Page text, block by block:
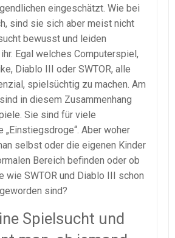
eingeschätzt. Wie bei
sind sie sich aber meist nicht
bewusst und leiden
Egal welches Computerspiel,
Diablo III oder SWTOR, alle
spielsüchtig zu machen. Am
in diesem Zusammenhang
Sie sind für viele
„Einstiegsdroge“. Aber woher
selbst oder die eigenen Kinder
Bereich befinden oder ob
wie SWTOR und Diablo III schon
sind?
Spielsucht und